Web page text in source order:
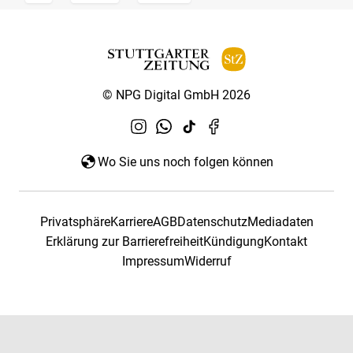
© NPG Digital GmbH 2026
Wo Sie uns noch folgen können
PrivatsphäreKarriereAGBDatenschutzMediadaten
Erklärung zur BarrierefreiheitKündigungKontakt
ImpressumWiderruf